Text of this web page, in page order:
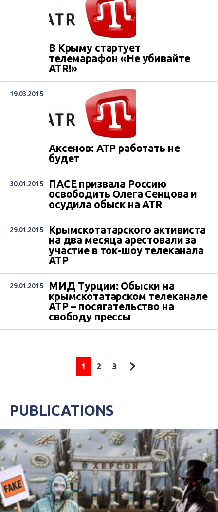
В Крыму стартует
телемарафон «Не убивайте
ATR!»
19.03.2015
Аксенов: АТР работать не
будет
30.01.2015
ПАСЕ призвала Россию
освободить Олега Сенцова и
осудила обыск на ATR
29.01.2015
Крымскотатарского активиста
на два месяца арестовали за
участие в ток-шоу телеканала
АТР
29.01.2015
МИД Турции: Обыски на
крымскотатарском телеканале
АТР – посягательство на
свободу прессы
1 2 3
PUBLICATIONS